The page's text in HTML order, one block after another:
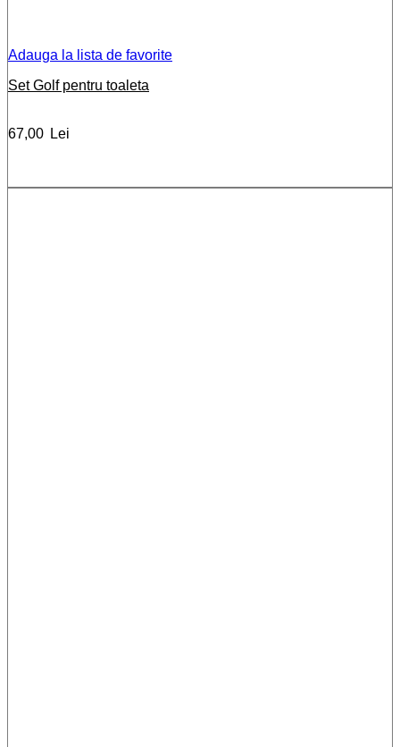
Adauga la lista de favorite
Set Golf pentru toaleta
67,00 Lei